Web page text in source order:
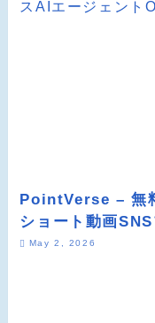
PointVerse – 無
ショート動画
May 2, 2026